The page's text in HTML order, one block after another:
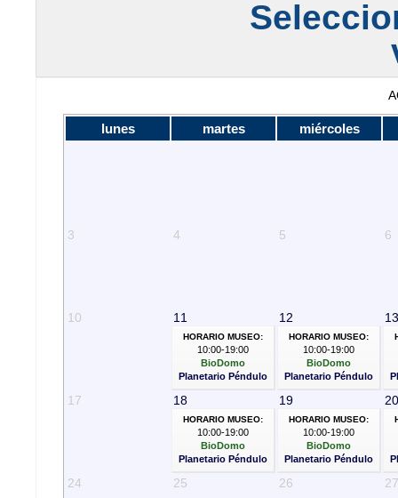
lunes martes miércoles
3 4 5 6
10 11
HORARIO MUSEO:
10:00-19:00
BioDomo
Planetario Péndulo
12
HORARIO MUSEO:
10:00-19:00
BioDomo
Planetario Péndulo
13
17 18
HORARIO MUSEO:
10:00-19:00
BioDomo
Planetario Péndulo
19
HORARIO MUSEO:
10:00-19:00
BioDomo
Planetario Péndulo
20
24 25 26 27